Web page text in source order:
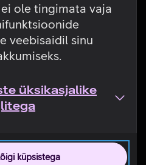
ole tingimata vaja
veebisaidil sinu
üksikasjalike
küpsistega
viga